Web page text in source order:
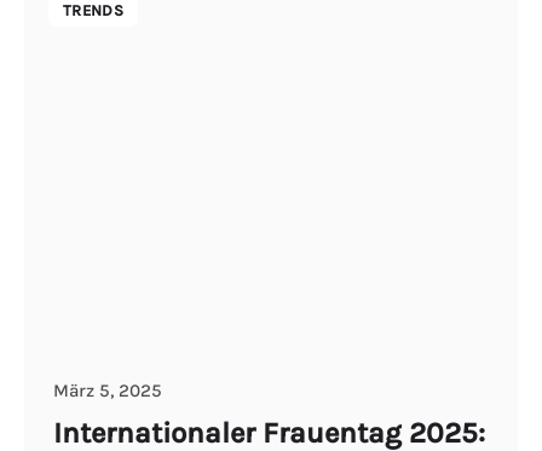
TRENDS
März 5, 2025
Internationaler Frauentag 2025: